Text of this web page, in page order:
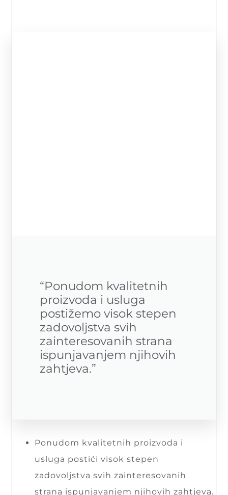
“Ponudom kvalitetnih
proizvoda i usluga
postižemo visok stepen
zadovoljstva svih
zainteresovanih strana
ispunjavanjem njihovih
zahtjeva.”
Ponudom kvalitetnih proizvoda i
usluga postići visok stepen
zadovoljstva svih zainteresovanih
strana ispunjavanjem njihovih zahtjeva.